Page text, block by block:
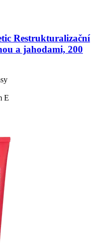
Restrukturalizační
a jahodami, 200
E